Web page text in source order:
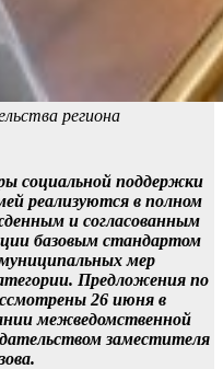
региона
социальной поддержки
реализуются в полном
и согласованным
базовым стандартом
мер
Предложения по
26 июня в
межведомственной
заместителя